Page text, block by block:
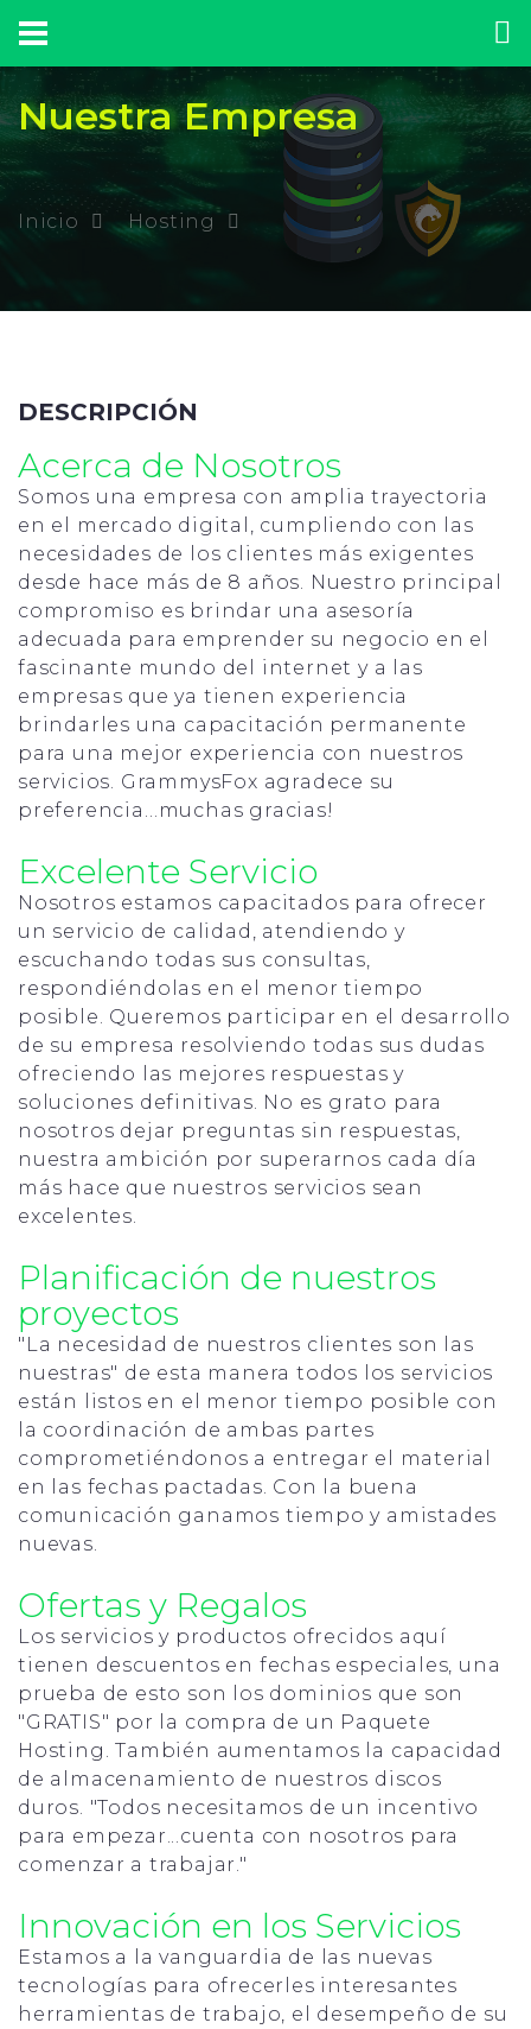
Nuestra Empresa
Inicio Hosting
DESCRIPCIÓN
Acerca de Nosotros
Somos una empresa con amplia trayectoria
en el mercado digital, cumpliendo con las
necesidades de los clientes más exigentes
desde hace más de 8 años. Nuestro principal
compromiso es brindar una asesoría
adecuada para emprender su negocio en el
fascinante mundo del internet y a las
empresas que ya tienen experiencia
brindarles una capacitación permanente
para una mejor experiencia con nuestros
servicios. GrammysFox agradece su
preferencia…muchas gracias!
Excelente Servicio
Nosotros estamos capacitados para ofrecer
un servicio de calidad, atendiendo y
escuchando todas sus consultas,
respondiéndolas en el menor tiempo
posible. Queremos participar en el desarrollo
de su empresa resolviendo todas sus dudas
ofreciendo las mejores respuestas y
soluciones definitivas. No es grato para
nosotros dejar preguntas sin respuestas,
nuestra ambición por superarnos cada día
más hace que nuestros servicios sean
excelentes.
Planificación de nuestros
proyectos
"La necesidad de nuestros clientes son las
nuestras" de esta manera todos los servicios
están listos en el menor tiempo posible con
la coordinación de ambas partes
comprometiéndonos a entregar el material
en las fechas pactadas. Con la buena
comunicación ganamos tiempo y amistades
nuevas.
Ofertas y Regalos
Los servicios y productos ofrecidos aquí
tienen descuentos en fechas especiales, una
prueba de esto son los dominios que son
"GRATIS" por la compra de un Paquete
Hosting. También aumentamos la capacidad
de almacenamiento de nuestros discos
duros. "Todos necesitamos de un incentivo
para empezar...cuenta con nosotros para
comenzar a trabajar."
Innovación en los Servicios
Estamos a la vanguardia de las nuevas
tecnologías para ofrecerles interesantes
herramientas de trabajo, el desempeño de su